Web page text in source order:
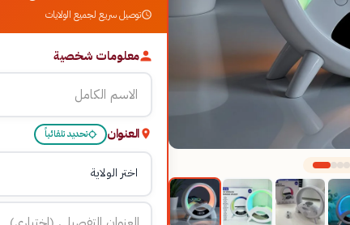
توصيل سريع لجميع الولايات
معلومات شخصية
العنوان تحديد تلقائياً